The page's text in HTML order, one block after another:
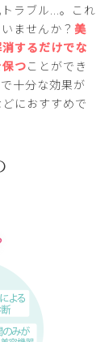
ラブル...。これ
ませんか？ 美
するだけでな
つことができ
十分な効果が
におすすめで